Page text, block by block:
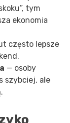
tym
ekonomia
często lepsze
— osoby
szybciej, ale